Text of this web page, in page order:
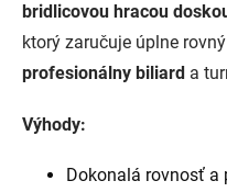
bridlicovou hracou
ktorý zaručuje úplne
profesionálny biliard a
Výhody:
Dokonalá rovnosť a